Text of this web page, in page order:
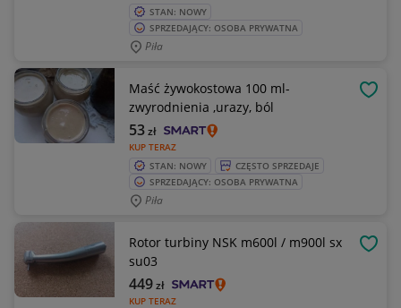
STAN: NOWY
SPRZEDAJĄCY: OSOBA PRYWATNA
Piła
Maść żywokostowa 100 ml-
zwyrodnienia ,urazy, ból
KUP TERAZ
53zł
STAN: NOWY
CZĘSTO SPRZEDAJE
SPRZEDAJĄCY: OSOBA PRYWATNA
Piła
Rotor turbiny NSK m600l / m900l sx
su03
KUP TERAZ
449zł